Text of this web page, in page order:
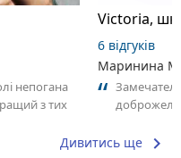
непогана
з тих
6 відгуків
Маринина
Дивитись ще keyboard_arrow_right